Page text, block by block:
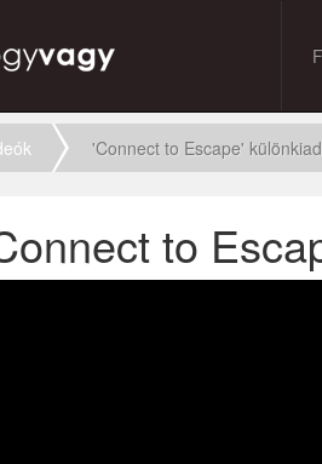
'Connect to Escape'
to